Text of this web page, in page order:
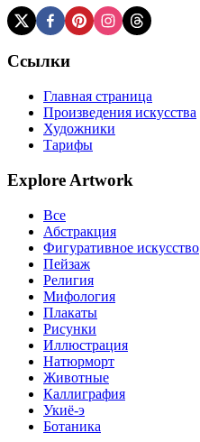
Ссылки
Главная страница
Произведения искусства
Художники
Тарифы
Explore Artwork
Все
Абстракция
Фигуративное искусство
Пейзаж
Религия
Мифология
Плакаты
Рисунки
Иллюстрация
Натюрморт
Животные
Каллиграфия
Укиё-э
Ботаника